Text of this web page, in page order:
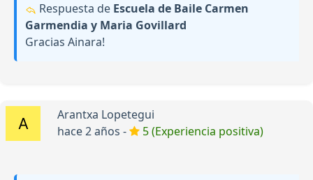
Respuesta de Escuela de Baile Carmen
Garmendia y Maria Govillard
Gracias Ainara!
Arantxa Lopetegui
hace 2 años -
5 (Experiencia positiva)